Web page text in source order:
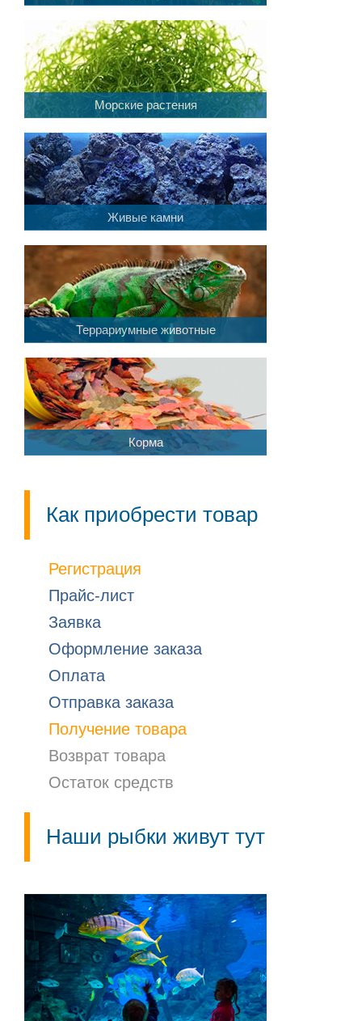
Морские растения
Живые камни
Террариумные животные
Корма
Как приобрести товар
Регистрация
Прайс-лист
Заявка
Оформление заказа
Оплата
Отправка заказа
Получение товара
Возврат товара
Остаток средств
Наши рыбки живут тут